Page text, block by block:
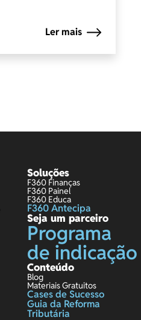
Ler mais
Soluções
F360 Finanças
F360 Painel
F360 Educa
F360 Antecipa
Seja um parceiro
Programa
de indicação
Conteúdo
Blog
Materiais Gratuitos
Cases de Sucesso
Guia da Reforma
Tributária